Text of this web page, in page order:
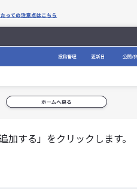
する」をクリックします。